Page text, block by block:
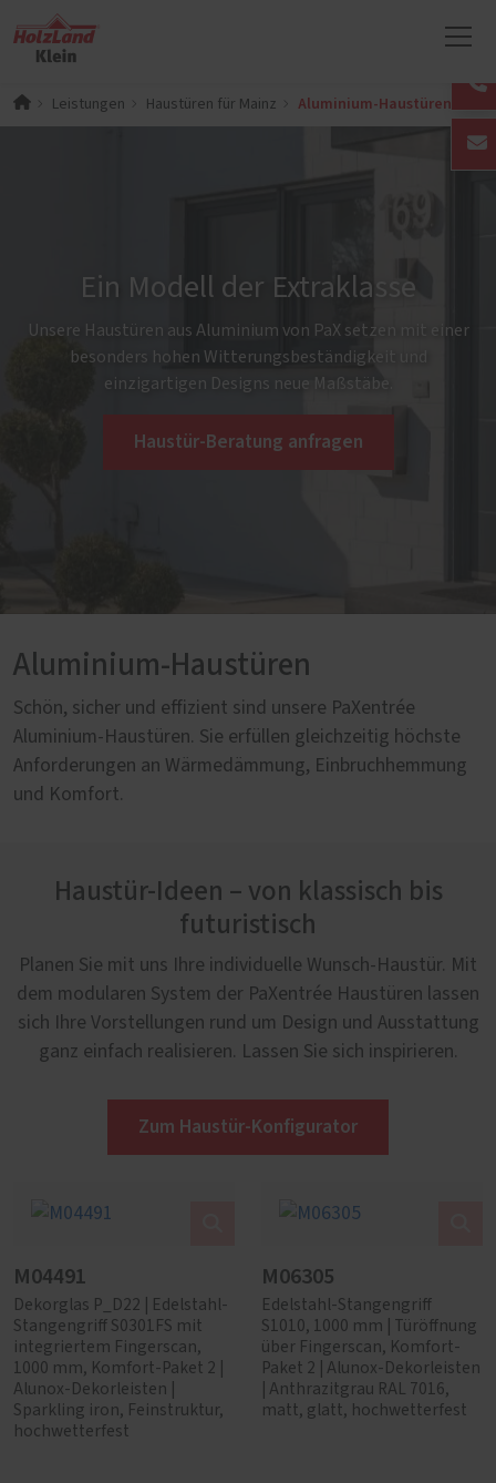
Leistungen Haustüren für Mainz Aluminium-Haustüren
Ein Modell der Extraklasse
Unsere Haustüren aus Aluminium von PaX setzen mit einer
besonders hohen Witterungsbeständigkeit und
einzigartigen Designs neue Maßstäbe.
Haustür-Beratung anfragen
Aluminium-Haustüren
Schön, sicher und effizient sind unsere PaXentrée
Aluminium-Haustüren. Sie erfüllen gleichzeitig höchste
Anforderungen an Wärmedämmung, Einbruchhemmung
und Komfort.
Haustür-Ideen – von klassisch bis
futuristisch
Planen Sie mit uns Ihre individuelle Wunsch-Haustür. Mit
dem modularen System der PaXentrée Haustüren lassen
sich Ihre Vorstellungen rund um Design und Ausstattung
ganz einfach realisieren. Lassen Sie sich inspirieren.
Zum Haustür-Konfigurator
M04491
Dekorglas P_D22 | Edelstahl-
Stangengriff S0301FS mit
integriertem Fingerscan,
1000 mm, Komfort-Paket 2 |
Alunox-Dekorleisten |
Sparkling iron, Feinstruktur,
hochwetterfest
M06305
Edelstahl-Stangengriff
S1010, 1000 mm | Türöffnung
über Fingerscan, Komfort-
Paket 2 | Alunox-Dekorleisten
| Anthrazitgrau RAL 7016,
matt, glatt, hochwetterfest